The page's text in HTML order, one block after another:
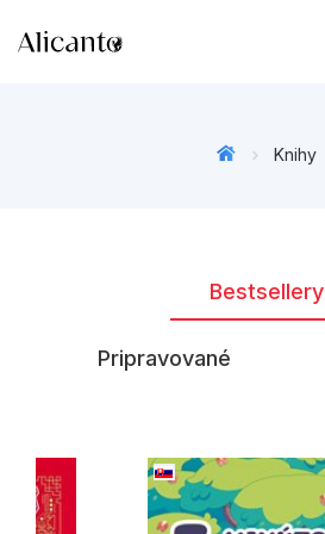
Beletria pre dospelých
Darčekové publikácie
Kalendáre, diáre
Knihy
Bestsellery
Pripravované